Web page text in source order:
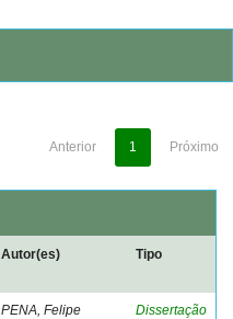
Anterior 1 Próximo
Autor(es) Tipo
PENA, Felipe
Dissertação